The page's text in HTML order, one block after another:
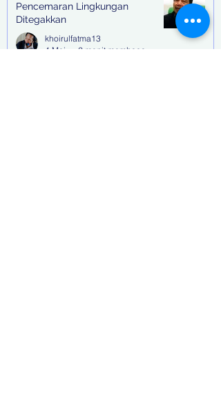
Pencemaran Lingkungan
Ditegakkan
khoirulfatma13
4 Mei
2 menit membaca